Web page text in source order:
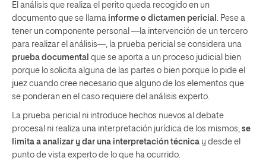
El análisis que realiza el perito queda recogido en un
documento que se llama informe o dictamen pericial
. Pese a
tener un componente personal —la intervención de un tercero
para realizar el análisis—, la prueba pericial se considera una
prueba documental que se aporta a un proceso judicial bien
porque lo solicita alguna de las partes o bien porque lo pide el
juez cuando cree necesario que alguno de los elementos que
se ponderan en el caso requiere del análisis experto.
La prueba pericial ni introduce hechos nuevos al debate
procesal ni realiza una interpretación jurídica de los mismos; se
limita a analizar y dar una interpretación técnica y desde el
punto de vista experto de lo que ha ocurrido.